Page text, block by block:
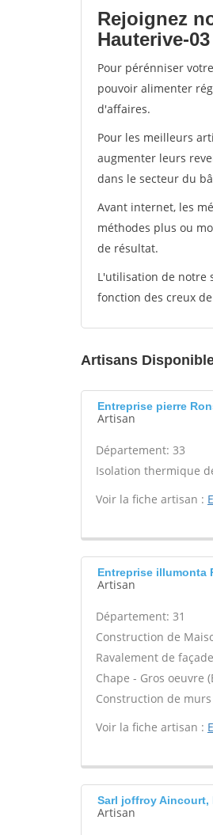
Rejoignez
Hauterive-03
Pour pérénniser
pouvoir alimenter
d'affaires.
Pour les meilleurs
augmenter leurs
dans le secteur du
Avant internet, les
méthodes plus ou
de résultat.
L'utilisation de notre
fonction des creux
Artisans
Entreprise pierre
Artisan
Département: 33
Isolation thermique
Voir la fiche artisan :
Entreprise illumonta
Artisan
Département: 31
Construction de
Ravalement de
Chape - Gros oeuvre
Construction de murs
Voir la fiche artisan :
Sarl joffroy Aincourt,
Artisan